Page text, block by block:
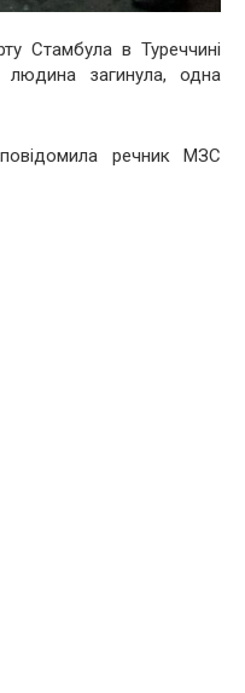
Стамбула в Туреччині
людина загинула, одна
речник МЗС